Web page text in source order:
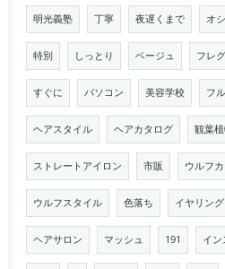
明光義塾 丁寧 夜遅くまで オ
特別 しっとり ベージュ フレ
すぐに パソコン 美容学校 フ
ヘアスタイル ヘアカタログ 観葉
ストレートアイロン 市販 ウルフ
ウルフスタイル 色落ち イヤリン
ヘアサロン マッシュ 191 イン